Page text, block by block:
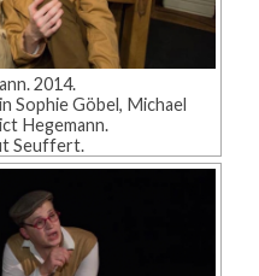
2014.
Sophie Göbel, Michael
Hegemann.
Seuffert.